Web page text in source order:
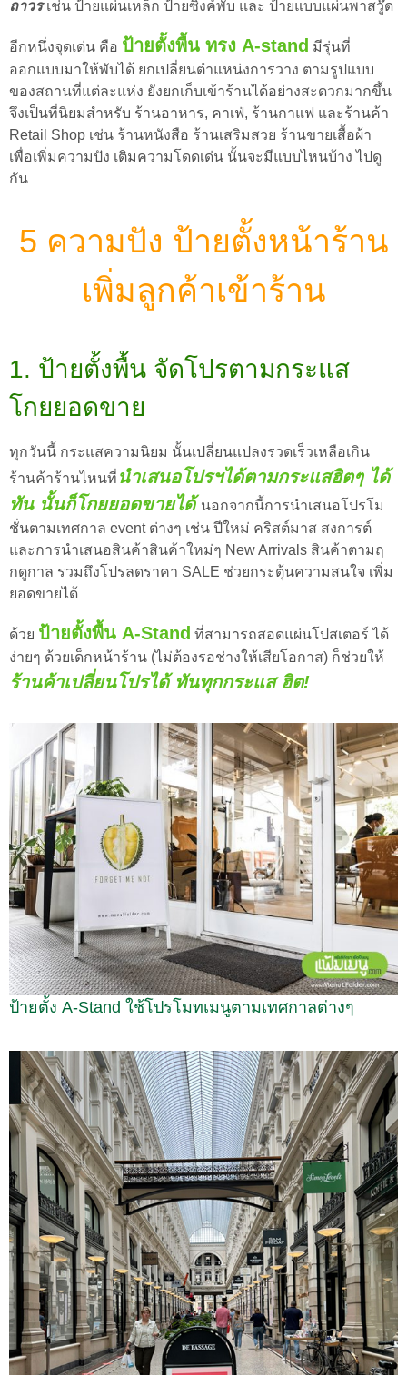
ถาวรเช่น ป้ายแผ่นเหล็ก ป้ายซิงค์พับ และ ป้ายแบบแผ่นพาสวู๊ด
อีกหนึ่งจุดเด่น คือ ป้ายตั้งพื้น ทรง A-stand มีรุ่นที่
ออกแบบมาให้พับได้ ยกเปลี่ยนตำแหน่งการวาง ตามรูปแบบ
ของสถานที่แต่ละแห่ง ยังยกเก็บเข้าร้านได้อย่างสะดวกมากขึ้น
จึงเป็นที่นิยมสำหรับ ร้านอาหาร, คาเฟ่, ร้านกาแฟ และร้านค้า
Retail Shop เช่น ร้านหนังสือ ร้านเสริมสวย ร้านขายเสื้อผ้า
เพื่อเพิ่มความปัง เติมความโดดเด่น นั้นจะมีแบบไหนบ้าง ไปดู
กัน
5 ความปัง ป้ายตั้งหน้าร้าน
เพิ่มลูกค้าเข้าร้าน
1. ป้ายตั้งพื้น จัดโปรตามกระแส
โกยยอดขาย
ทุกวันนี้ กระแสความนิยม นั้นเปลี่ยนแปลงรวดเร็วเหลือเกิน
ร้านค้าร้านไหนที่ นำเสนอโปรฯได้ตามกระแสฮิตๆ ได้
ทัน นั้นก็โกยยอดขายได้ นอกจากนี้การนำเสนอโปรโม
ชั่นตามเทศกาล event ต่างๆ เช่น ปีใหม่ คริสต์มาส สงการต์
และการนำเสนอสินค้าสินค้าใหม่ๆ New Arrivals สินค้าตามฤ
กดูกาล รวมถึงโปรลดราคา SALE ช่วยกระตุ้นความสนใจ เพิ่ม
ยอดขายได้
ด้วย ป้ายตั้งพื้น A-Stand ที่สามารถสอดแผ่นโปสเตอร์ ได้
ง่ายๆ ด้วยเด็กหน้าร้าน (ไม่ต้องรอช่างให้เสียโอกาส) ก็ช่วยให้
ร้านค้าเปลี่ยนโปรได้ ทันทุกกระแส ฮิต!
ป้ายตั้ง A-Stand ใช้โปรโมทเมนูตามเทศกาลต่างๆ